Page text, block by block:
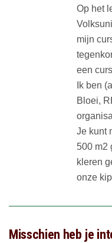
Op het
mijn
een
Ik ben
Bloei,
Je kunt
500 m2
kleren
onze
Misschien heb je